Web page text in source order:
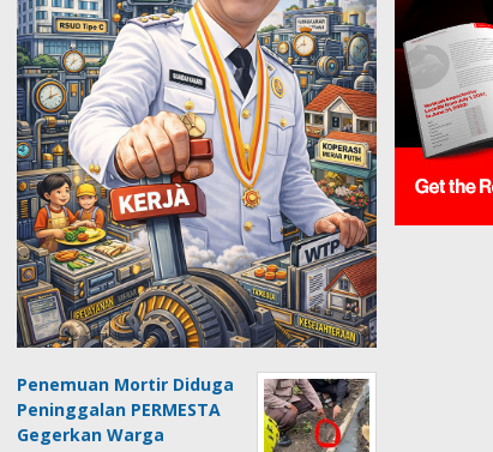
Penemuan Mortir Diduga
Peninggalan PERMESTA
Gegerkan Warga